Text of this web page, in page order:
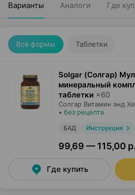
Варианты Аналоги Где
Все формы Таблетки
Solgar (Солгар)
минеральный
таблетки ×60
Солгар Витамин энд
• без рецепта
БАД Инструкция
99,69 — 115,00 р.
Где купить